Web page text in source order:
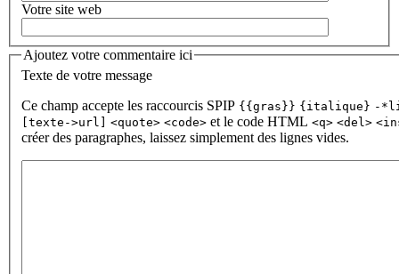
Votre site web
Ajoutez votre commentaire ici
Texte de votre message
Ce champ accepte les raccourcis SPIP {{gras}} {italique} -
[texte->url]
<quote> <code> et le code HTML <q> <del>
créer des paragraphes, laissez simplement des lignes vides.